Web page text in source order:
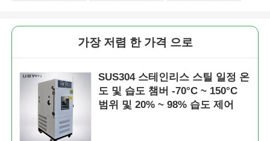
가장 저렴 한 가격 으로
SUS304 스테인리스 스틸 일정 온
도 및 습도 챔버 -70°C ~ 150°C
범위 및 20% ~ 98% 습도 제어